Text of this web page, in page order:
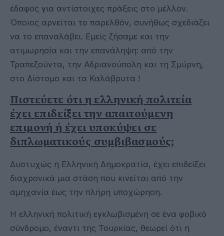
έδαφος για αντίστοιχες πράξεις στο μέλλον.
Όποιος αρνείται το παρελθόν, συνήθως σχεδιάζει
να το επαναλάβει. Εμείς ζήσαμε και την
ατιμωρησία και την επανάληψη: από την
Τραπεζούντα, την Αδριανούπολη και τη Σμύρνη,
στο Δίστομο και τα Καλάβρυτα !
Πιστεύετε ότι η ελληνική πολιτεία
έχει επιδείξει την απαιτούμενη
επιμονή ή έχει υποκύψει σε
διπλωματικούς συμβιβασμούς;
Δυστυχώς η Ελληνική Δημοκρατία, έχει επιδείξει
διαχρονικά μια στάση που κινείται από την
αμηχανία έως την πλήρη υποχώρηση.
Η ελληνική πολιτική εγκλωβισμένη σε ένα φοβικό
σύνδρομο, έναντι της Τουρκίας, θεωρεί ότι η